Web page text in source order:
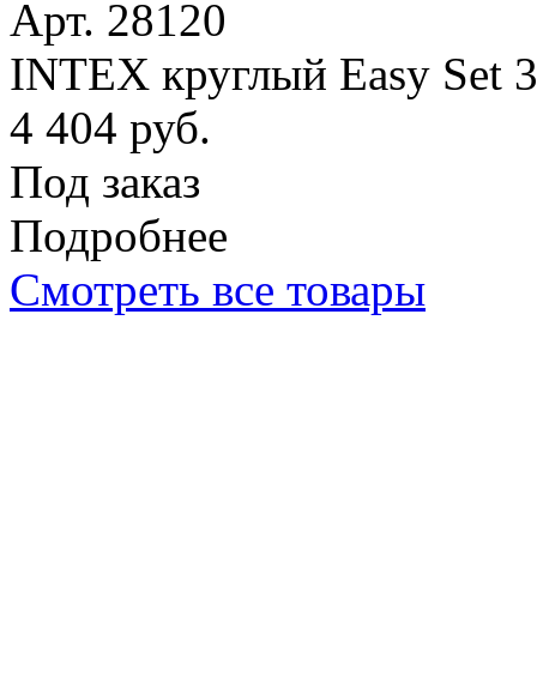
Арт. 28120
INTEX круглый Easy Set
4 404 руб.
Под заказ
Подробнее
Смотреть все товары